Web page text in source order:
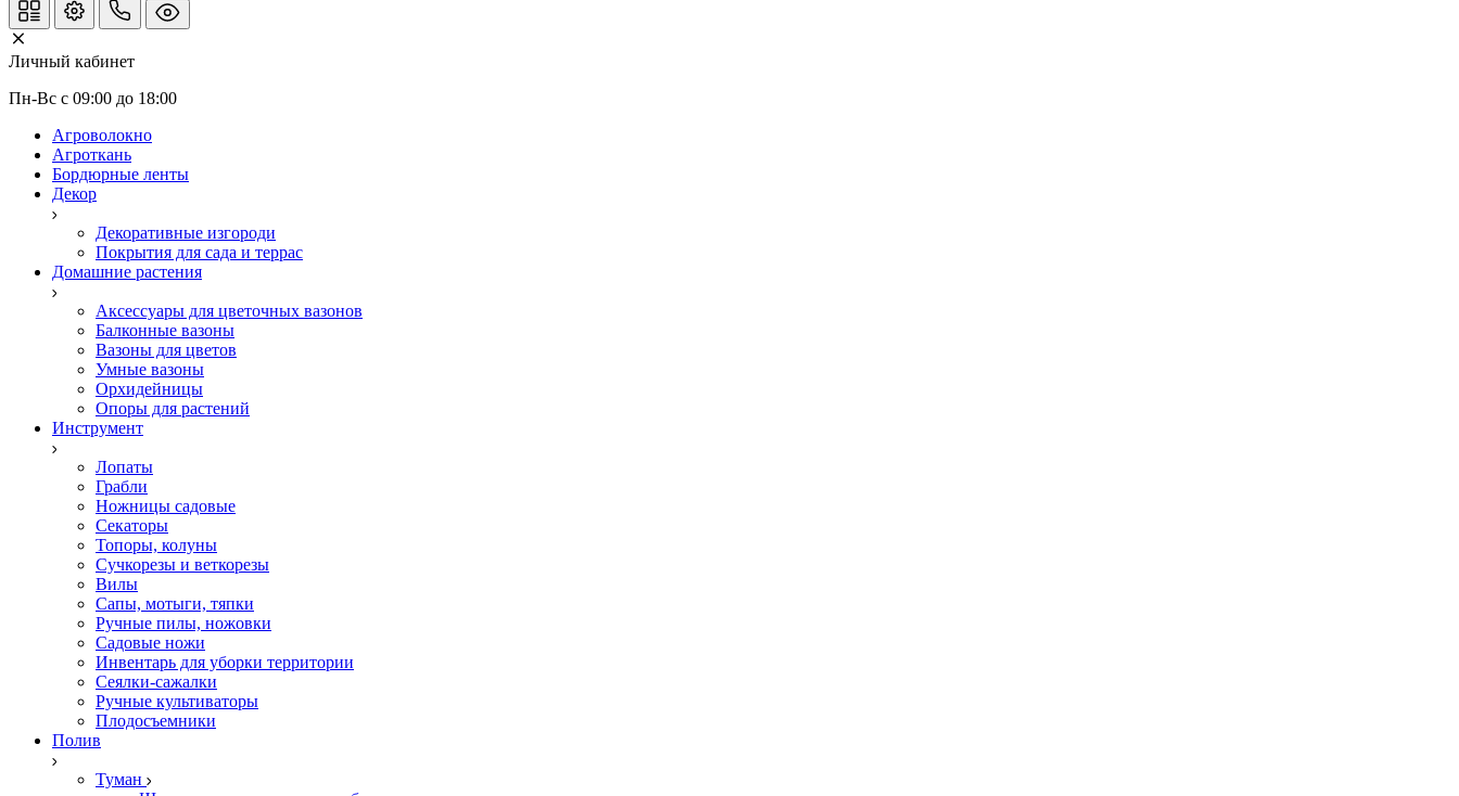
Личный кабинет
Пн-Вс с 09:00 до 18:00
Агроволокно
Агроткань
Бордюрные ленты
Декор
Декоративные изгороди
Покрытия для сада и террас
Домашние растения
Аксессуары для цветочных вазонов
Балконные вазоны
Вазоны для цветов
Умные вазоны
Орхидейницы
Опоры для растений
Инструмент
Лопаты
Грабли
Ножницы садовые
Секаторы
Топоры, колуны
Сучкорезы и веткорезы
Вилы
Сапы, мотыги, тяпки
Ручные пилы, ножовки
Садовые ножи
Инвентарь для уборки территории
Сеялки-сажалки
Ручные культиваторы
Плодосъемники
Полив
Туман